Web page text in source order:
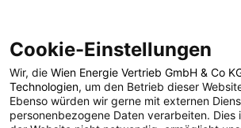
POSTS BY TAG
Cookie-Einstellungen
Wir, die Wien Energie Vertrieb GmbH & Co
Technologien, um den Betrieb dieser
Ebenso würden wir gerne mit externen
personenbezogene Daten verarbeiten.